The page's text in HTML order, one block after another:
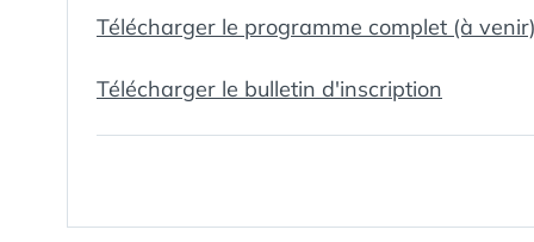
Télécharger le programme complet (à venir)
Télécharger le bulletin d'inscription